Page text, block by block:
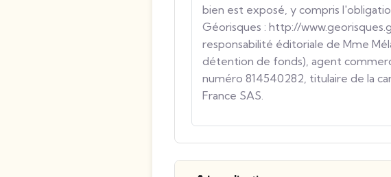
bien est exposé, y compris
Géorisques : http://
responsabilité éditoriale de Mme
détention de fonds), agent
numéro 814540282, titulaire de la
France SAS.